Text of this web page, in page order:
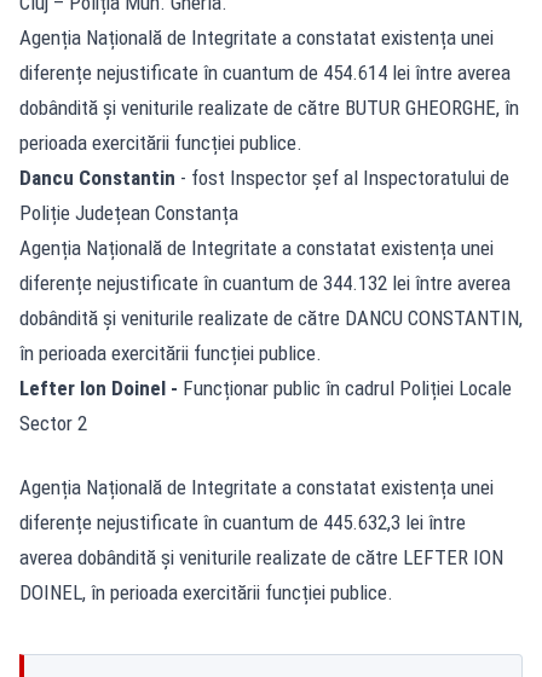
Agenția Națională de Integritate a constatat existența unei
diferențe nejustificate în cuantum de 454.614 lei între averea
dobândită și veniturile realizate de către BUTUR GHEORGHE, în
perioada exercitării funcției publice.
Dancu Constantin - fost Inspector șef al Inspectoratului de
Poliție Județean Constanța
Agenția Națională de Integritate a constatat existența unei
diferențe nejustificate în cuantum de 344.132 lei între averea
dobândită și veniturile realizate de către DANCU CONSTANTIN,
în perioada exercitării funcției publice.
Lefter Ion Doinel - Funcționar public în cadrul Poliției Locale
Sector 2
Agenția Națională de Integritate a constatat existența unei
diferențe nejustificate în cuantum de 445.632,3 lei între
averea dobândită și veniturile realizate de către LEFTER ION
DOINEL, în perioada exercitării funcției publice.